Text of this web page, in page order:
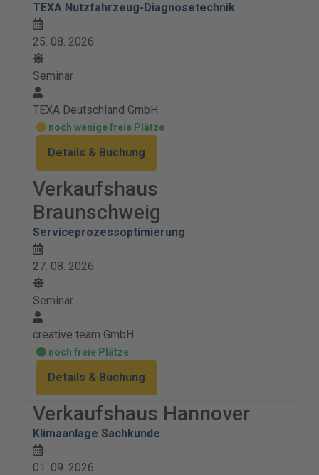
TEXA Nutzfahrzeug-Diagnosetechnik
25. 08. 2026
Seminar
TEXA Deutschland GmbH
noch wenige freie Plätze
Details & Buchung
Verkaufshaus
Braunschweig
Serviceprozessoptimierung
27. 08. 2026
Seminar
creative team GmbH
noch freie Plätze
Details & Buchung
Verkaufshaus Hannover
Klimaanlage Sachkunde
01. 09. 2026